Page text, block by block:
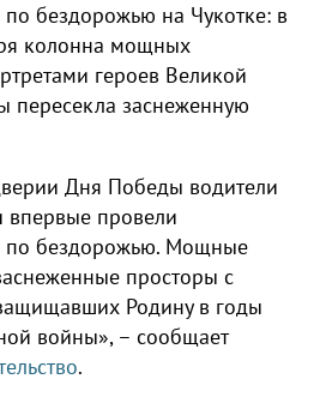
бездорожью на Чукотке: в
колонна мощных
героев Великой
пересекла заснеженную
Дня Победы водители
впервые провели
по бездорожью. Мощные
просторы с
Родину в годы
войны», – сообщает
.